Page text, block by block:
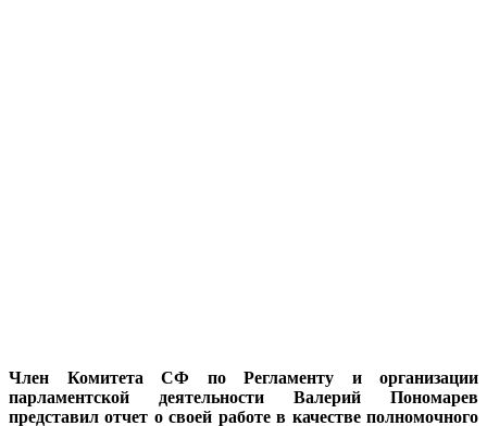
Член Комитета СФ по Регламенту и организации
парламентской деятельности Валерий Пономарев
представил отчет о своей работе в качестве полномочного